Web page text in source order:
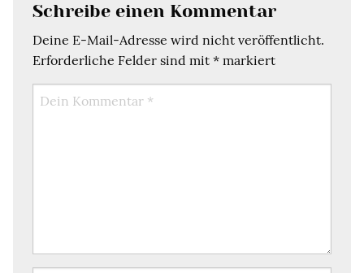
Schreibe einen Kommentar
Deine E-Mail-Adresse wird nicht veröffentlicht.
Erforderliche Felder sind mit * markiert